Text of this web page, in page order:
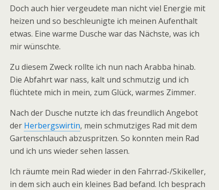
Doch auch hier vergeudete man nicht viel Energie mit
heizen und so beschleunigte ich meinen Aufenthalt
etwas. Eine warme Dusche war das Nächste, was ich
mir wünschte.
Zu diesem Zweck rollte ich nun nach Arabba hinab.
Die Abfahrt war nass, kalt und schmutzig und ich
flüchtete mich in mein, zum Glück, warmes Zimmer.
Nach der Dusche nutzte ich das freundlich Angebot
der Herbergswirtin, mein schmutziges Rad mit dem
Gartenschlauch abzuspritzen. So konnten mein Rad
und ich uns wieder sehen lassen.
Ich räumte mein Rad wieder in den Fahrrad-/Skikeller,
in dem sich auch ein kleines Bad befand. Ich besprach